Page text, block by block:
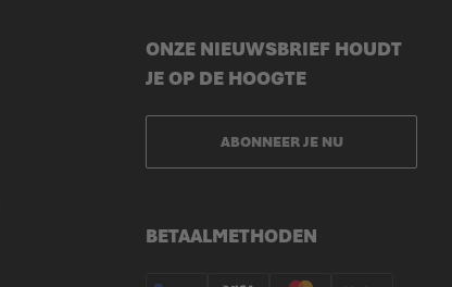
BETAALMETHODEN
ONZE NIEUWSBRIEF HOUDT
JE OP DE HOOGTE
ABONNEER JE NU